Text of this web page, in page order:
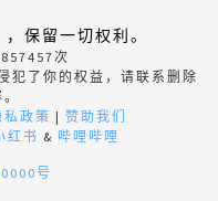
保留一切权利。
857457次
犯了你的权益，请联系删除
政策 | 赞助我们
红书 & 哔哩哔哩
号